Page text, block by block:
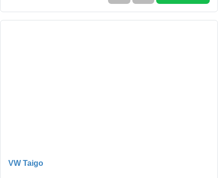
VW Taigo